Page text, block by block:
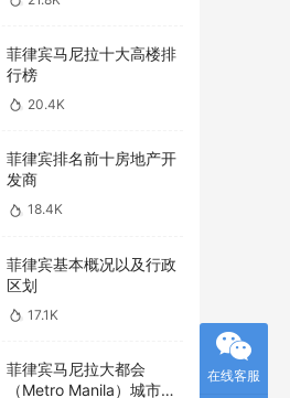
菲律宾马尼拉十大高楼排
行榜
20.4K
菲律宾排名前十房地产开
发商
18.4K
菲律宾基本概况以及行政
区划
17.1K
菲律宾马尼拉大都会
（Metro Manila）城市介
在线客服